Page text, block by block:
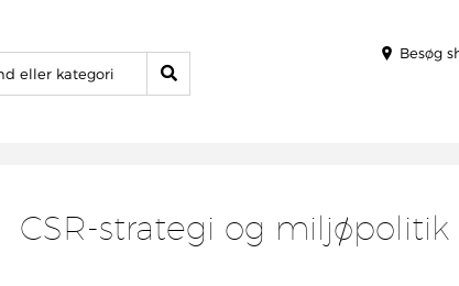
Besøg
CSR-strategi og miljøpolitik